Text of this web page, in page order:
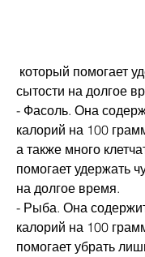
сытости на долгое
- Фасоль. Она
калорий на 100
а также много
помогает удержать
на долгое время.
- Рыба. Она
калорий на 100
помогает убрать